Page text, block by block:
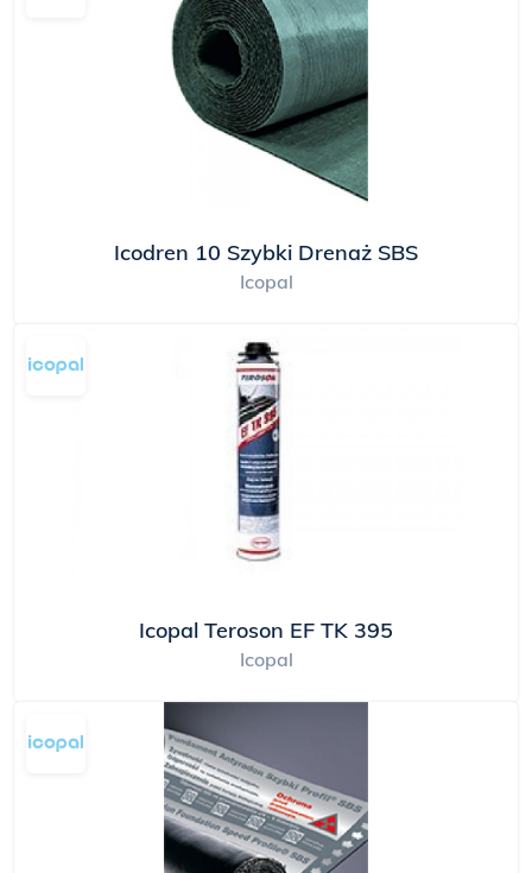
wysoką jakość produktów. Jednocześnie nie
zapomina o środowisku naturalnym. Jako jeden z
pierwszych producentów materiałów
pokryciowych w Polsce, a także w Grupie BMI
ICOPAL, posiada zarówno certyfikat na system
zarządzania jakością zgodny z normą ISO 9001,
jak i certyfikat na system zarządzania
BMI ICOPAL Sp. z o.o. jest prekursorem działań
jest poddawanie swoich wyrobów ciągłej ocenie
przez niezależną, kompetentną i renomowaną
jednostkę – Centralny Ośrodek Badawczo-
Rozwojowy Przemysłu Izolacji Budowlanej w
Katowicach. Potwierdzeniem najwyższej jakości
produktów Icopal są wielokrotne wyróżnienia i
nagrody Międzynarodowych Targów
Budownictwa "BUDMA" w Poznaniu. Ich
Wielkim Złotym Medalem MTP i tytułem
"Najlepszy z Najlepszych" za produkcję
BMI ICOPAL Sp. z o.o. na swoje produkty i
systemy udziela personalnej Imiennej Gwarancji
Jakości Icopal na okres od 3 do 99 lat. Gwarancje
zarejestrowane są w bazie koncernu ICOPAL i są
możliwe do uzyskania poprzez zarejestrowanie
Icodren 10 Szybki Drenaż SBS
Icopal
Icopal Teroson EF TK 395
Icopal